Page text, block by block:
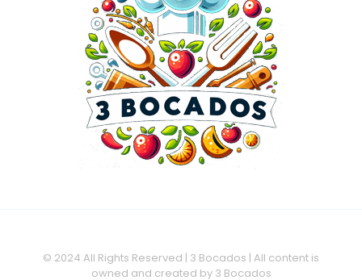
© 2024 All Rights Reserved | 3 Bocados | All content is
owned and created by 3 Bocados